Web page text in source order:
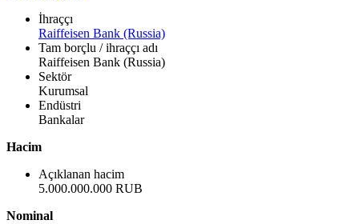
İhraççı
Raiffeisen Bank (Russia)
Tam borçlu / ihraççı adı
Raiffeisen Bank (Russia)
Sektör
Kurumsal
Endüstri
Bankalar
Hacim
Açıklanan hacim
5.000.000.000 RUB
Nominal